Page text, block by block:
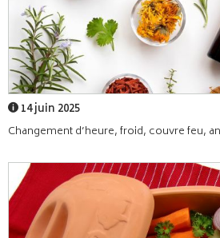
14 juin 2025
Changement d’heure, froid, couvre feu,